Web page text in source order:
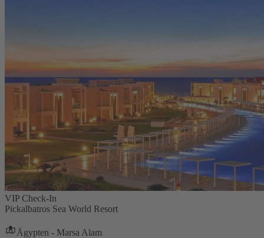
VIP Check-In
Pickalbatros Sea World Resort
Ägypten - Marsa Alam